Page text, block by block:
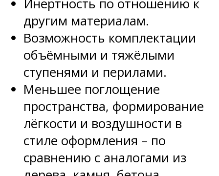
Инертность по отношению к
другим материалам.
Возможность комплектации
объёмными и тяжёлыми
ступенями и перилами.
Меньшее поглощение
пространства, формирование
лёгкости и воздушности в
стиле оформления – по
сравнению с аналогами из